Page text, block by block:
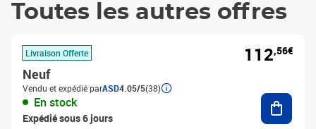
Toutes les autres offres
Livraison Offerte
Neuf
Vendu et expédié parASD4.05/5(38)
En stock
Expédié sous 6 jours
112,56€